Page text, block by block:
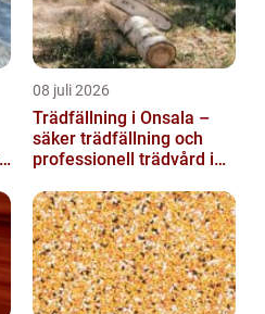
08 juli 2026
Trädfällning i Onsala –
säker trädfällning och
professionell trädvård i